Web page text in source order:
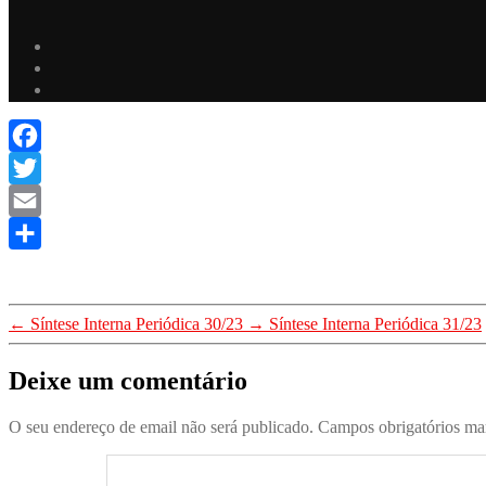
Facebook
Twitter
Email
← Síntese Interna Periódica 30/23 → Síntese Interna Periódica 31/23
Deixe um comentário
O seu endereço de email não será publicado. Campos obrigatórios